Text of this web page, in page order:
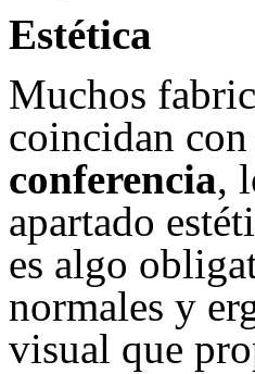
Estética
Muchos
coincidan con
conferencia,
apartado
es algo
normales y
visual que